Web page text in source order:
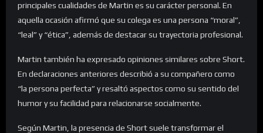
principales cualidades de Martin es su carácter personal. En
aquella ocasión afirmó que su colega es una persona “moral”,
“leal” y “ética”, además de destacar su trayectoria profesional.
Martin también ha expresado opiniones similares sobre Short.
En declaraciones anteriores describió a su compañero como
“la persona perfecta” y resaltó aspectos como su sentido del
humor y su facilidad para relacionarse socialmente.
Según Martin, la presencia de Short suele transformar el